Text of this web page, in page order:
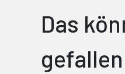
Das
gefallen